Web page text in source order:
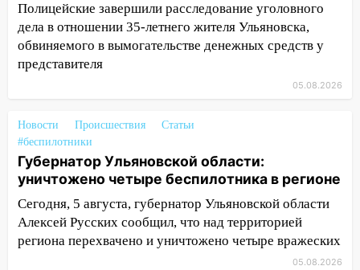
16:06 Патриарх Кирилл оценил работу
Симбирской епархии
15:45 Жителям села Тагай больше не
придётся ездить в райцентр ради сдачи
15:30
После жалобы прокурору на
улице Льва Толстого в Старой Майне
восстановили освещение
15:23
За неделю ульяновские спасатели
спасли восемь человек
14:40 Житель Димитровграда поверил в
«посылку от дочери» и лишился более 3
Полицейские завершили расследование уголовного
дела в отношении 35-летнего жителя Ульяновска,
обвиняемого в вымогательстве денежных средств у
представителя
05.08.2026
Новости Происшествия
Статьи
#беспилотники
Губернатор Ульяновской области:
уничтожено четыре беспилотника в регионе
Сегодня, 5 августа, губернатор Ульяновской области
Алексей Русских сообщил, что над территорией
региона перехвачено и уничтожено четыре вражеских
05.08.2026